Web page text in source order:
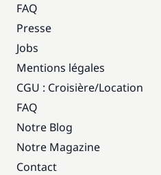
FAQ
Presse
Jobs
Mentions légales
CGU : Croisière/Location
FAQ
Notre Blog
Notre Magazine
Contact